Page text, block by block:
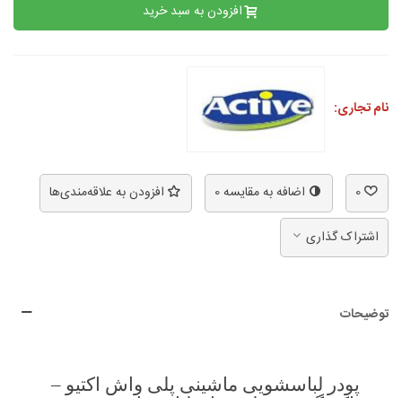
افزودن به سبد خرید
نام تجاری:
0 اضافه به مقایسه0 افزودن به علاقه‌مندی‌ها
اشتراک گذاری
توضیحات
پودر لباسشویی ماشینی پلی واش اکتیو –